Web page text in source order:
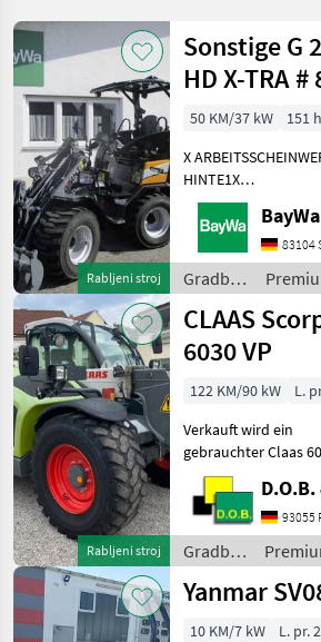
Rabljeni stroj
Sonstige G
HD
50 KM/37 kW
151 h
X
HINTE1X
VORNE1X
KG1X
DPPPEL31X15.50-15
BRD 20
83104
Gradbeni
stroji /
Sonstige
Rabljeni stroj
CLAAS
6030 VP
122 KM/90 kW
L.
Verkauft wird ein
gebrauchter Claas
Varipower
Kramer
hydraulisch -
Motorvorwärmung ü
93055
Gradbeni
stroji /
Claas
Yanmar
10 KM/7 kW L. pr.